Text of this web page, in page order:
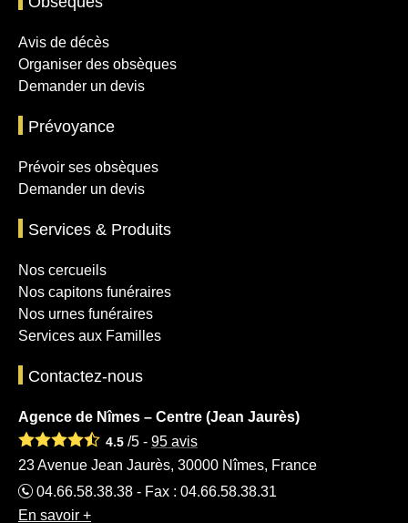
Avis de décès
Organiser des obsèques
Demander un devis
Prévoyance
Prévoir ses obsèques
Demander un devis
Services & Produits
Nos cercueils
Nos capitons funéraires
Nos urnes funéraires
Services aux Familles
Contactez-nous
Agence de Nîmes – Centre (Jean Jaurès)
4.5 /5 - 95 avis
23 Avenue Jean Jaurès, 30000 Nîmes, France
04.66.58.38.38 - Fax : 04.66.58.38.31
En savoir +